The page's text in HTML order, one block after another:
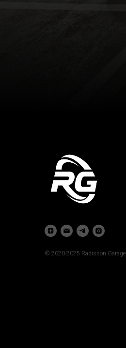
© 2020-2025 Radisson Garage